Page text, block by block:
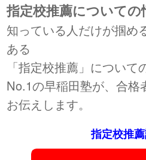
指定校推薦についての
知っている人だけが掴め
ある
「指定校推薦」につい
No.1の早稲田塾が、合格
お伝えします。
指定校推